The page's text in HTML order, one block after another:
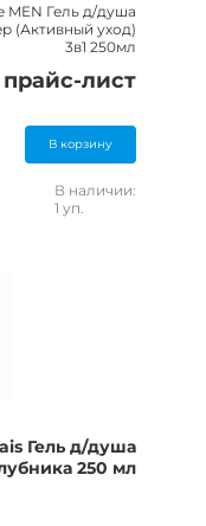
MEN Гель д/душа
(Активный уход)
3в1 250мл
лист
В корзину
В наличии:
1 уп.
Гель д/душа
250 мл